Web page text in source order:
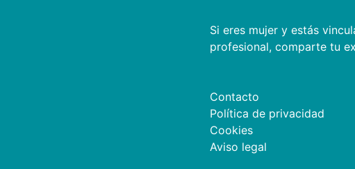
Si eres mujer y estás
profesional, comparte tu
Contacto
Política de privacidad
Cookies
Aviso legal